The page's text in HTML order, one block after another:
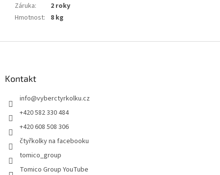
Záruka:
2 roky
Hmotnost: 8 kg
Kontakt
info@vyberctyrkolku.cz
+420 582 330 484
+420 608 508 306
čtyřkolky na facebooku
tomico_group
Tomico Group YouTube